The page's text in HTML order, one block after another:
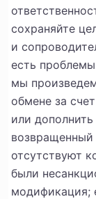
сохраняйте
и
есть
мы
обмене за
или
возвращенный
отсутствуют
были
модификация;